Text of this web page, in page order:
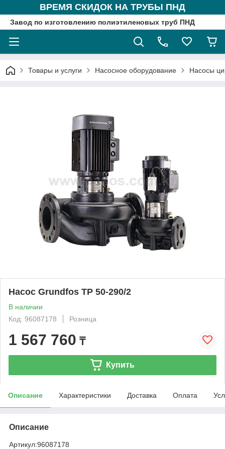
ВРЕМЯ СКИДОК НА ТРУБЫ ПНД
Завод по изготовлению полиэтиленовых труб ПНД
Товары и услуги Насосное оборудование Насосы
Насос Grundfos TP 50-290/2
В наличии
Код: 96087178
Розница
1 567 760 ₸
Купить
Описание Характеристики Доставка Оплата
Описание
Артикул:96087178